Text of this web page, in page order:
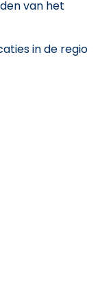
van het
in de regio